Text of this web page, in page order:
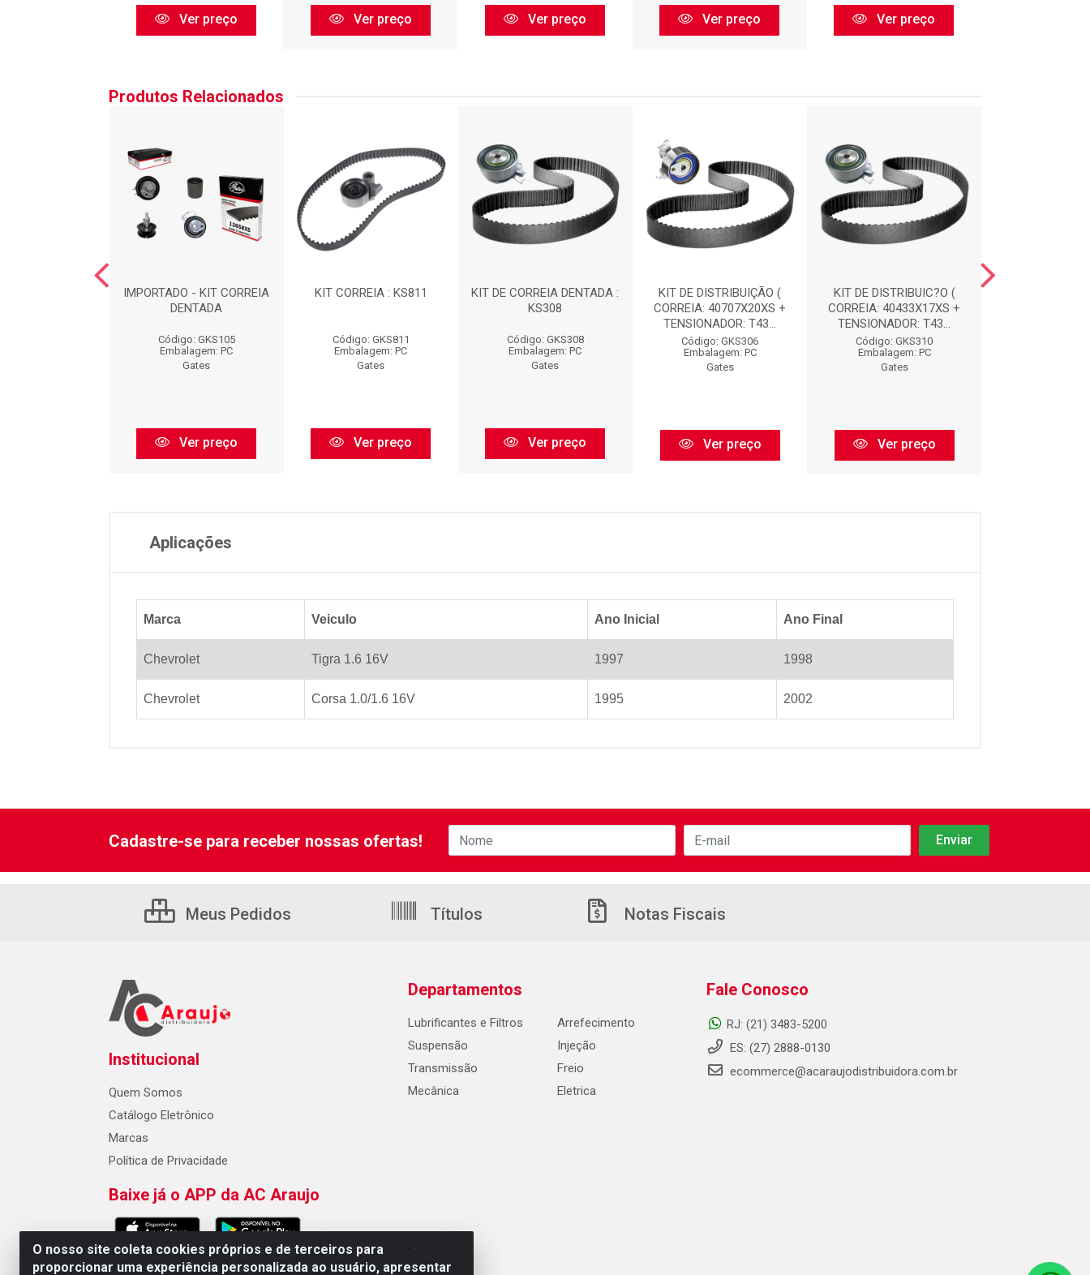
Ver preço Ver preço Ver preço Ver preço Ver preço
Produtos Relacionados
IMPORTADO - KIT CORREIA
DENTADA
Código: GKS105
Embalagem: PC
Gates
Ver preço
KIT CORREIA : KS811
Código: GKS811
Embalagem: PC
Gates
Ver preço
KIT DE CORREIA DENTADA :
KS308
Código: GKS308
Embalagem: PC
Gates
Ver preço
KIT DE DISTRIBUIÇÃO (
CORREIA: 40707X20XS +
TENSIONADOR: T43...
Código: GKS306
Embalagem: PC
Gates
Ver preço
KIT DE DISTRIBUIC?O (
CORREIA: 40433X17XS +
TENSIONADOR: T43...
Código: GKS310
Embalagem: PC
Gates
Ver preço
Aplicações
Marca Veiculo Ano Inicial Ano Final
Chevrolet Tigra 1.6 16V 1997 1998
Chevrolet Corsa 1.0/1.6 16V 1995 2002
O nosso site coleta cookies próprios e de terceiros para
proporcionar uma experiência personalizada ao usuário, apresentar
Cadastre-se para receber nossas ofertas!
Meus Pedidos Títulos Notas Fiscais
Institucional
Quem Somos
Catálogo Eletrônico
Marcas
Política de Privacidade
Baixe já o APP da AC Araujo
Departamentos
Lubrificantes e Filtros
Suspensão
Transmissão
Mecânica
Arrefecimento
Injeção
Freio
Eletrica
Fale Conosco
RJ: (21) 3483-5200
ES: (27) 2888-0130
ecommerce@acaraujodistribuidora.com.br